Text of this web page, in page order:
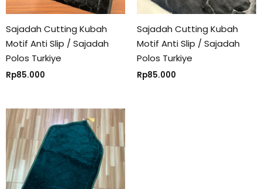
Sajadah Cutting Kubah
Motif Anti Slip / Sajadah
Polos Turkiye
Rp85.000
Sajadah Cutting Kubah
Motif Anti Slip / Sajadah
Polos Turkiye
Rp85.000